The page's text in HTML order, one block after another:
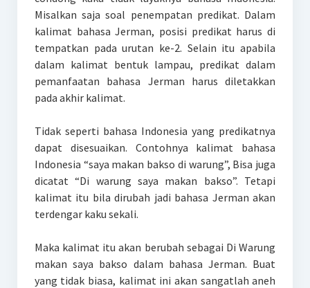
Misalkan saja soal penempatan predikat. Dalam
kalimat bahasa Jerman, posisi predikat harus di
tempatkan pada urutan ke-2. Selain itu apabila
dalam kalimat bentuk lampau, predikat dalam
pemanfaatan bahasa Jerman harus diletakkan
pada akhir kalimat.
Tidak seperti bahasa Indonesia yang predikatnya
dapat disesuaikan. Contohnya kalimat bahasa
Indonesia “saya makan bakso di warung”, Bisa juga
dicatat “Di warung saya makan bakso”. Tetapi
kalimat itu bila dirubah jadi bahasa Jerman akan
terdengar kaku sekali.
Maka kalimat itu akan berubah sebagai Di Warung
makan saya bakso dalam bahasa Jerman. Buat
yang tidak biasa, kalimat ini akan sangatlah aneh